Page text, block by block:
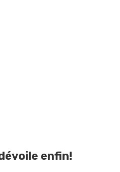
enfin!